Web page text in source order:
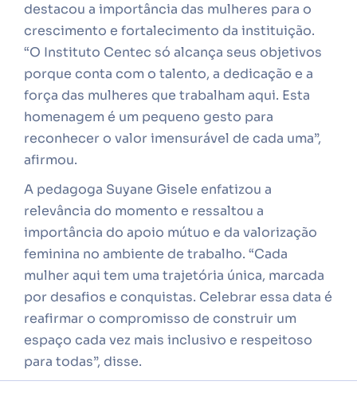
destacou a importância das mulheres para o
crescimento e fortalecimento da instituição.
“O Instituto Centec só alcança seus objetivos
porque conta com o talento, a dedicação e a
força das mulheres que trabalham aqui. Esta
homenagem é um pequeno gesto para
reconhecer o valor imensurável de cada uma”,
afirmou.
A pedagoga Suyane Gisele enfatizou a
relevância do momento e ressaltou a
importância do apoio mútuo e da valorização
feminina no ambiente de trabalho. “Cada
mulher aqui tem uma trajetória única, marcada
por desafios e conquistas. Celebrar essa data é
reafirmar o compromisso de construir um
espaço cada vez mais inclusivo e respeitoso
para todas”, disse.